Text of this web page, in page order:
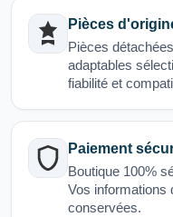
Pièces
Pièces
adaptables
fiabilité et
Paiement
Boutique 100%
Vos informations
conservées.